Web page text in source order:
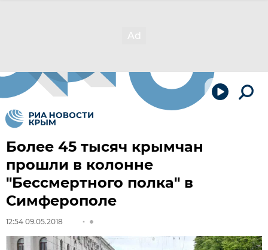
Более 45 тысяч крымчан
прошли в колонне
"Бессмертного полка" в
Симферополе
12:54 09.05.2018